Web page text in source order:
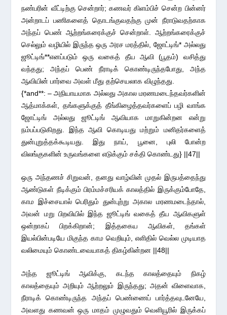
நண்பரின் வீட்டிற்கு சென்றார்; கணவர் கிளம்பிச் சென்ற பின்னர்
அன்றாடப் பணிகளைத் தொடங்குவதற்கு முன் நீராடுவதற்காக
அந்தப் பெண் ஆற்றங்கரைக்குச் சென்றாள். ஆற்றங்கரைக்குச்
செல்லும் வழியில் இருந்த ஒரு அரச மரத்தில், ஜோட்டிங்* அல்லது
ஜூட்டிங்**எனப்படும் ஒரு வகைத் தீய ஆவி (பூதம்) வசித்து
வந்தது; அந்தப் பெண் நீராடிக் கொண்டிருந்தபோது, அந்த
ஆவியின் பார்வை அவள் மீது தற்செயலாக விழுந்தது.
{*and**: – அநியாயமாக அல்லது அகால மரணமடைந்தவர்களின்
ஆத்மாக்கள், தங்களுக்குத் தீங்கிழைத்தவர்களைப் பழி வாங்க
ஜோட்டிங் அல்லது ஜூட்டிங் ஆவியாக மாறுகின்றன என்று
நம்பப்படுகிறது. இந்த ஆவி கொடியது மற்றும் மனிதர்களைத்
துன்புறுத்தக்கூடியது. இது நாய், பூனை, புலி போன்ற
விலங்குகளின் உருவங்களை எடுக்கும் சக்தி கொண்டது} ||47||
ஒரு அந்தணச் சிறுவன், தனது வாழ்வின் முதல் இருபத்தைந்து
ஆண்டுகள் நீடிக்கும் பிரம்மச்சரியக் காலத்தில் இருக்கும்போதே,
காம இச்சையால் பெரிதும் துன்புற்று அகால மரணமடைந்தால்,
அவன் மறு பிறவியில் இந்த ஜூட்டிங் வகைத் தீய ஆவிகளுள்
ஒன்றாகப் பிறக்கிறான்; இத்தகைய ஆவிகள், தங்கள்
இயல்பின்படியே மிகுந்த காம வெறியும், எளிதில் வெல்ல முடியாத
வலிமையும் கொண்டவையாகத் திகழ்கின்றன ||48||
அந்த ஜூட்டிங் ஆவிக்கு, கடந்த காலத்தையும் நிகழ்
காலத்தையும் அறியும் ஆற்றலும் இருந்தது; அதன் விளைவாக,
நீராடிக் கொண்டிருந்த அந்தப் பெண்ணைப் பார்த்தவுடனேயே,
அவளது கணவன் ஒரு மாதம் முழுவதும் வெளியூரில் இருக்கப்